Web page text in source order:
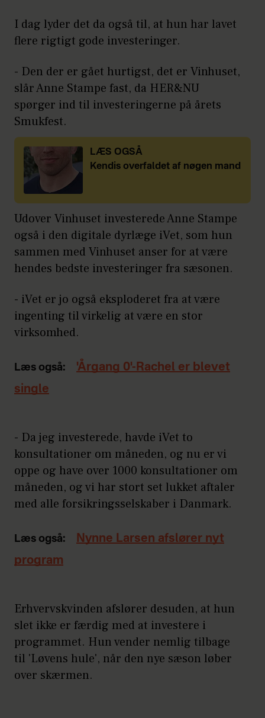
I dag lyder det da også til, at hun har lavet
flere rigtigt gode investeringer.
- Den der er gået hurtigst, det er Vinhuset,
slår Anne Stampe fast, da HER&NU
spørger ind til investeringerne på årets
Smukfest.
LÆS OGSÅ
Kendis overfaldet af nøgen mand
Udover Vinhuset investerede Anne Stampe
også i den digitale dyrlæge iVet, som hun
sammen med Vinhuset anser for at være
hendes bedste investeringer fra sæsonen.
- iVet er jo også eksploderet fra at være
ingenting til virkelig at være en stor
virksomhed.
Læs også:
'Årgang 0'-Rachel er blevet
single
- Da jeg investerede, havde iVet to
konsultationer om måneden, og nu er vi
oppe og have over 1000 konsultationer om
måneden, og vi har stort set lukket aftaler
med alle forsikringsselskaber i Danmark.
Læs også:
Nynne Larsen afslører nyt
program
Erhvervskvinden afslører desuden, at hun
slet ikke er færdig med at investere i
programmet. Hun vender nemlig tilbage
til 'Løvens hule', når den nye sæson løber
over skærmen.